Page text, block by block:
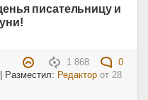
писательницу и
1 868
0
Разместил: Редактор от28